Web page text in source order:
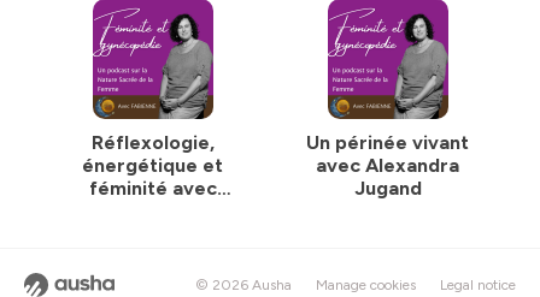
Réflexologie,
énergétique et
féminité avec
Un périnée vivant
avec Alexandra
Jugand
© 2026 Ausha Manage cookies Legal notice